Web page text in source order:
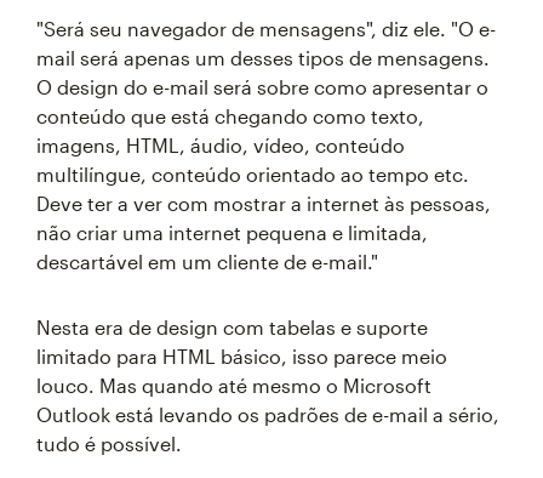
"Será seu navegador de mensagens", diz ele. "O e-
mail será apenas um desses tipos de mensagens.
O design do e-mail será sobre como apresentar o
conteúdo que está chegando como texto,
imagens, HTML, áudio, vídeo, conteúdo
multilíngue, conteúdo orientado ao tempo etc.
Deve ter a ver com mostrar a internet às pessoas,
não criar uma internet pequena e limitada,
descartável em um cliente de e-mail."
Nesta era de design com tabelas e suporte
limitado para HTML básico, isso parece meio
louco. Mas quando até mesmo o Microsoft
Outlook está levando os padrões de e-mail a sério,
tudo é possível.